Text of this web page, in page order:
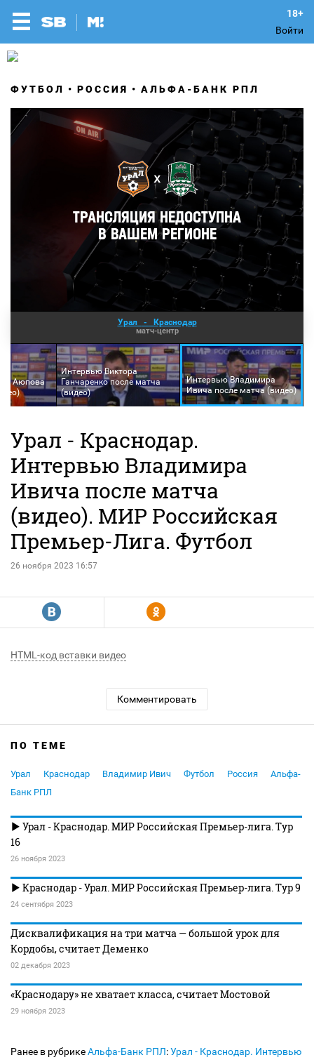
Войти
ФУТБОЛ РОССИЯ АЛЬФА-БАНК РПЛ
Урал - Краснодар
матч-центр
Аюпова
Интервью Виктора
Ганчаренко после матча
(видео)
Интервью Владимира
Ивича после матча (видео)
Урал - Краснодар.
Интервью Владимира
Ивича после матча
(видео). МИР Российская
Премьер-Лига. Футбол
26 ноября 2023 16:57
R Y
HTML-код вставки видео
Комментировать
ПО ТЕМЕ
Урал Краснодар Владимир Ивич Футбол Россия
Альфа-
Банк РПЛ
Урал - Краснодар. МИР Российская Премьер-лига. Тур
16
26 ноября 2023
Краснодар - Урал. МИР Российская Премьер-лига. Тур 9
24 сентября 2023
Дисквалификация на три матча — большой урок для
Кордобы, считает Деменко
02 декабря 2023
«Краснодару» не хватает класса, считает Мостовой
29 ноября 2023
Ранее в рубрикеАльфа-Банк РПЛ:Урал - Краснодар. Интервью